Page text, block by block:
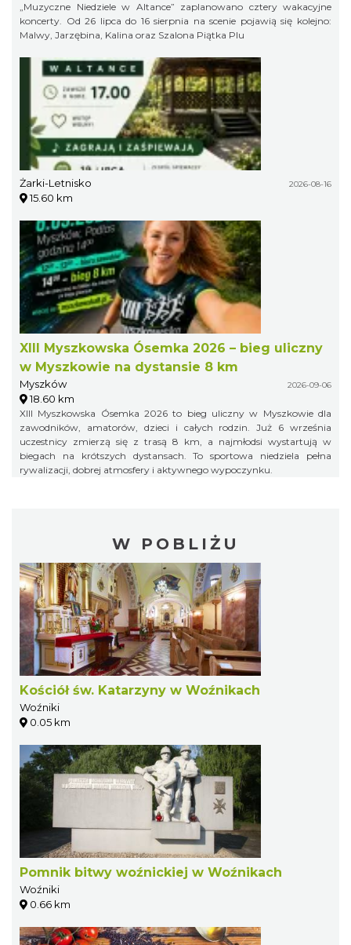
„Muzyczne Niedziele w Altance” zaplanowano cztery wakacyjne
koncerty. Od 26 lipca do 16 sierpnia na scenie pojawią się kolejno:
Malwy, Jarzębina, Kalina oraz Szalona Piątka Plu
Żarki-Letnisko 2026-08-16
15.60 km
XIII Myszkowska Ósemka 2026 – bieg uliczny
w Myszkowie na dystansie 8 km
Myszków 2026-09-06
18.60 km
XIII Myszkowska Ósemka 2026 to bieg uliczny w Myszkowie dla
zawodników, amatorów, dzieci i całych rodzin. Już 6 września
uczestnicy zmierzą się z trasą 8 km, a najmłodsi wystartują w
biegach na krótszych dystansach. To sportowa niedziela pełna
rywalizacji, dobrej atmosfery i aktywnego wypoczynku.
W POBLIŻU
Kościół św. Katarzyny w Woźnikach
Woźniki
0.05 km
Pomnik bitwy woźnickiej w Woźnikach
Woźniki
0.66 km